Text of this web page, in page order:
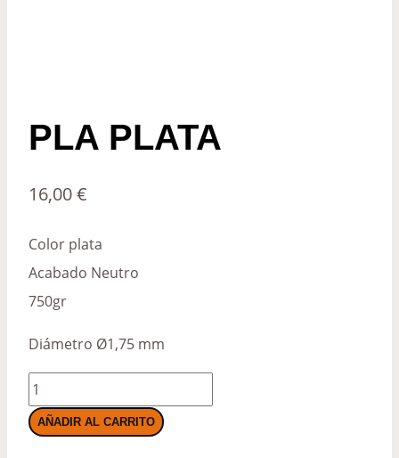
PLA PLATA
16,00€
Color plata
Acabado Neutro
750gr
Diámetro Ø1,75 mm
PLA
PLATA
cantidad
AÑADIR AL CARRITO